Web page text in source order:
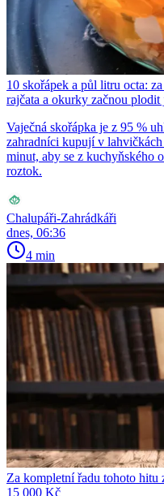
10 skořápek a půl litru octa:
rajčata a okurky začnou
Vaječná skořápka je z 95 %
zahradníci kupují v
minut, aby se z kuchyňského
roztok.
Chalupáři-Zahrádkáři
dnes, 06:36
4 min
Za kompletní řadu tohoto hitu
15 000 Kč